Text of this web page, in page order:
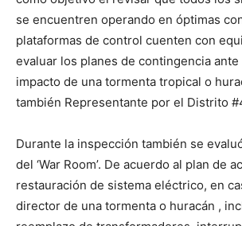
se encuentren operando en óptimas
plataformas de control cuenten con
evaluar los planes de contingencia
impacto de una tormenta tropical o
también Representante por el Distrito
Durante la inspección también se
del ‘War Room’. De acuerdo al plan de
restauración de sistema eléctrico, en
director de una tormenta o huracán ,